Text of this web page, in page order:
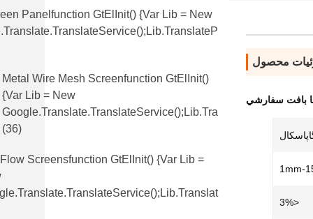
محصول
بافت سفارشي
1mm-
<3%
Panelfunction GtElInit() {var Lib = New
Metal Wire Mesh Screenfunction GtElInit()
{var Lib = New
Google.translate.TranslateService();lib.tra
(36)
Screensfunction GtElInit() {var Lib =